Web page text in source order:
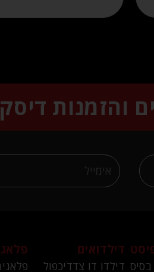
והזמנות
דילדואים
דילדו דו צדדיכפול